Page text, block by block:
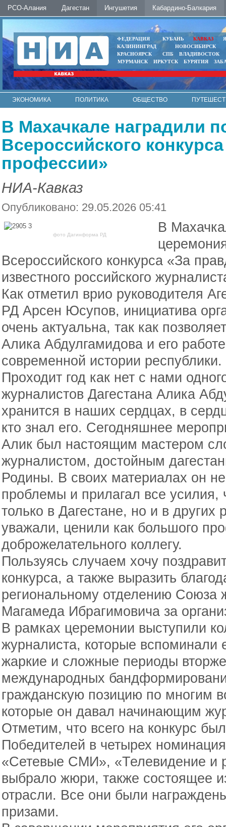
РСО-Алания Дагестан Ингушетия Кабардино-Балкария
ФЕДЕРАЦИЯ КУБАНЬ КАВКАЗ
КАЛИНИНГРАД
НОВОСИБИРСК
КРАСНОЯРСК
СПБ
ВЛАДИВОСТОК
МУРМАНСК
ИРКУТСК БУРЯТИЯ
ЭКОНОМИКА ПОЛИТИКА ОБЩЕСТВО
В Махачкале наградили
Всероссийского
профессии»
НИА-Кавказ
Опубликовано: 29.05.2026 05:41
фото Дагинформа РД
В
Всероссийского конкурса «За
известного российского
Как отметил врио руководителя
РД Арсен Юсупов, инициатива
очень актуальна, так как
Алика Абдулгамидова и его
современной истории республики.
Проходит год как нет с нами
журналистов Дагестана Алика
хранится в наших сердцах, в
кто знал его. Сегодняшнее
Алик был настоящим мастером
журналистом, достойным
Родины. В своих материалах он
проблемы и прилагал все
только в Дагестане, но и в других
уважали, ценили как большого
доброжелательного коллегу.
Пользуясь случаем хочу
конкурса, а также выразить
региональному отделению Союза
Магамеда Ибрагимовича за
В рамках церемонии выступили
журналиста, которые вспоминали
жаркие и сложные периоды
международных
гражданскую позицию по многим
которые он давал начинающим
Отметим, что всего на конкурс
Победителей в четырех
«Сетевые СМИ», «Телевидение и
выбрало жюри, также состоящее
отрасли. Все они были
призами.